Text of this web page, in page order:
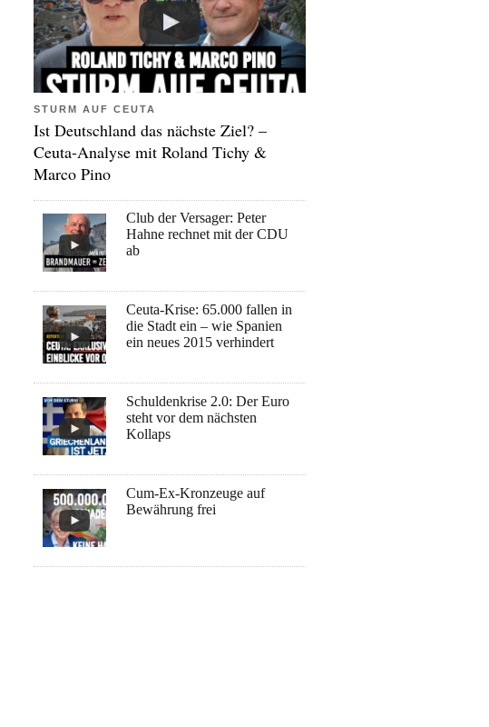
STURM AUF CEUTA
Ist Deutschland das nächste Ziel? –
Ceuta-Analyse mit Roland Tichy &
Marco Pino
Club der Versager: Peter
Hahne rechnet mit der CDU
ab
Ceuta-Krise: 65.000 fallen in
die Stadt ein – wie Spanien
ein neues 2015 verhindert
Schuldenkrise 2.0: Der Euro
steht vor dem nächsten
Kollaps
Cum-Ex-Kronzeuge auf
Bewährung frei